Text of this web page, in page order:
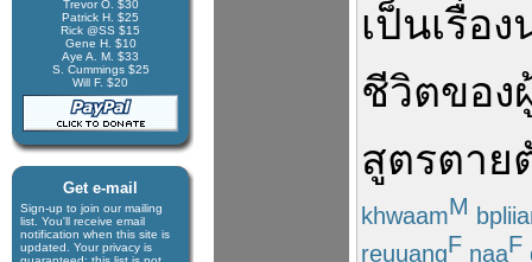
Trevor O. $30
Patrick H. $25
Rick @SS $15
Gene H. $10
Aye A. M. $33
S. Cummings $25
Will F. $20
Get e-mail
Sign-up to join our mail­ing
list. You'll receive e­mail
notification when this site is
updated. Your privacy is
เป็นเรื่อง
ชีวิตของ
สูตรตาย
khwaamM
reuuangF naaF